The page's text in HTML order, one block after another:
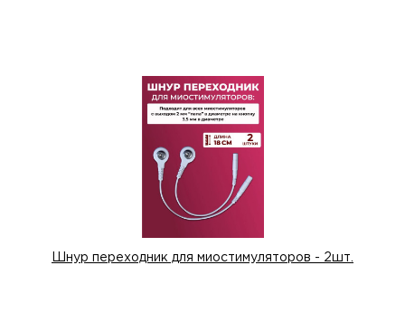
Шнур переходник для миостимуляторов - 2шт.